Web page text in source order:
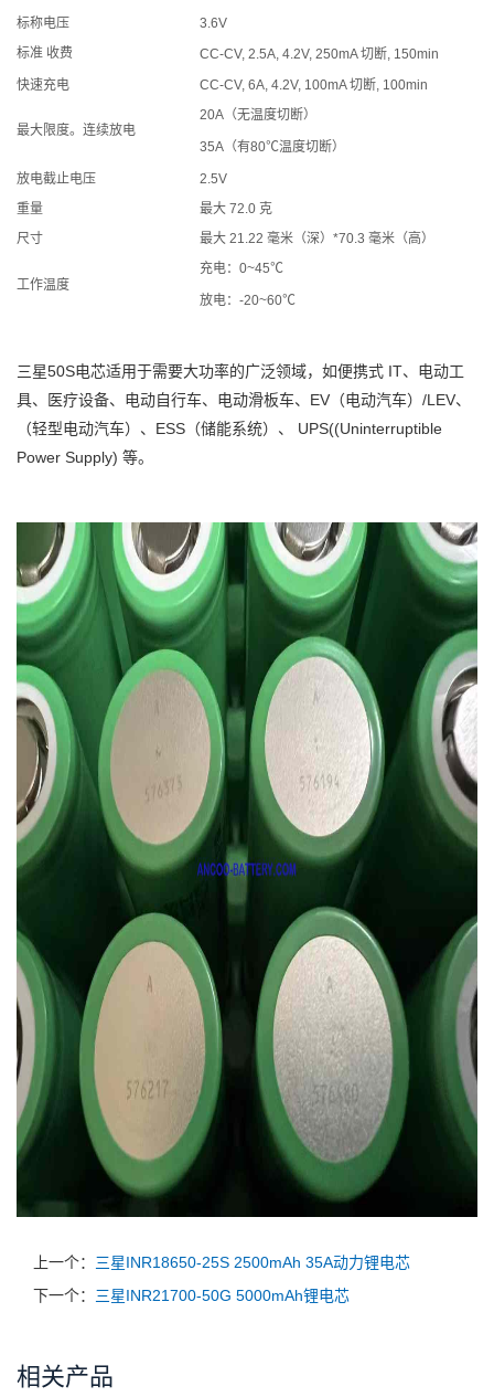
标称电压
3.6V
标准 收费
CC-CV, 2.5A, 4.2V, 250mA 切断, 150min
快速充电
CC-CV, 6A, 4.2V, 100mA 切断, 100min
最大限度。 连续放电
20A（无温度切断）
35A（有80℃温度切断）
放电截止电压
2.5V
重量
最大 72.0 克
尺寸
最大 21.22 毫米（深）*70.3 毫米（高）
工作温度
充电：0~45℃
放电：-20~60℃
三星50S电芯适用于需要大功率的广泛领域，如便携式 IT、电动工
具、医疗设备、电动自行车、电动滑板车、EV（电动汽车）/LEV、
（轻型电动汽车）、ESS（储能系统）、 UPS((Uninterruptible
Power Supply) 等。
上一个： 三星INR18650-25S 2500mAh 35A动力锂电芯
下一个： 三星INR21700-50G 5000mAh锂电芯
相关产品